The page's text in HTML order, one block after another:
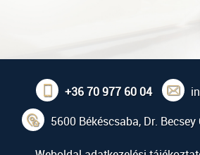
+36 70 977 60 04
5600 Békéscsaba, Dr. Becsey